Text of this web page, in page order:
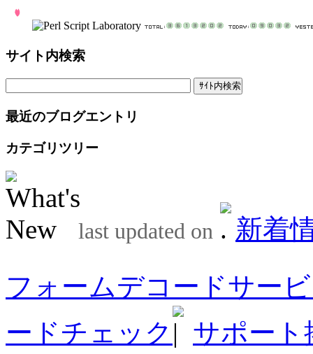
サイト内検索
最近のブログエントリ
カテゴリツリー
last updated on
新着
フォームデコードサー
ードチェック
サポート